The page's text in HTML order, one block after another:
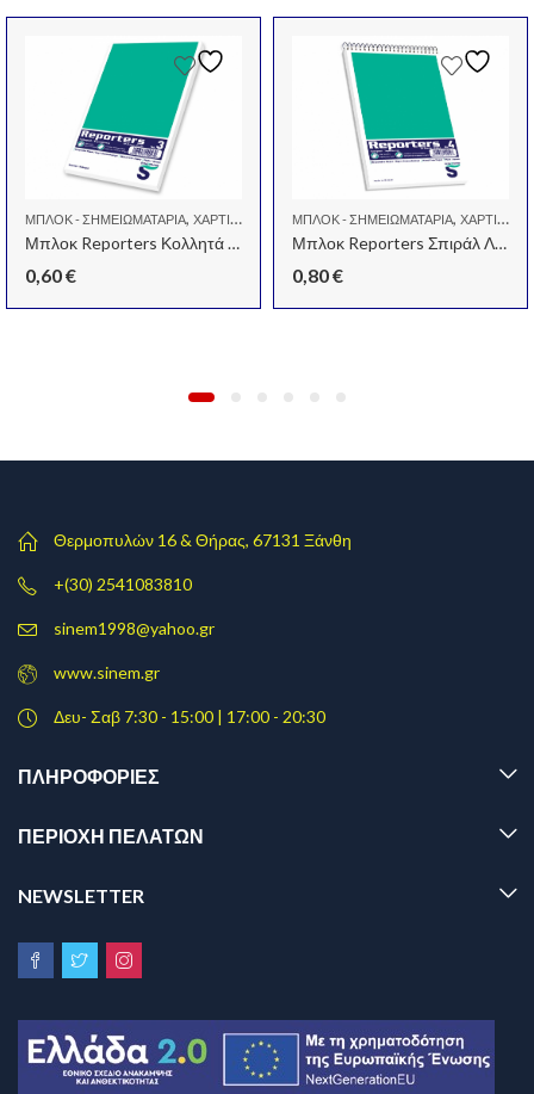
- ΜΠΛΌΚ - ΦΆΚΕΛΟΙ
ΜΠΛΟΚ - ΣΗΜΕΙΩΜΑΤΆΡΙΑ, ΧΑΡΤΙΆ - ΜΠΛΌΚ - ΦΆΚΕΛΟΙ
Μπλοκ Reporters Κολλητά Λευκά N3
0,60€
ΜΠΛΟΚ - ΣΗΜΕΙΩΜΑΤΆΡΙΑ, ΧΑΡΤΙΆ - ΜΠΛΌΚ - ΦΆΚΕΛΟΙ
Μπλοκ Reporters Σπιράλ Λευκά N4
0,80€
Θερμοπυλών 16 & Θήρας, 67131 Ξάνθη
+(30) 2541083810
sinem1998@yahoo.gr
www.sinem.gr
Δευ- Σαβ 7:30 - 15:00 | 17:00 - 20:30
ΠΛΗΡΟΦΟΡΊΕΣ
ΠΕΡΙΟΧΗ ΠΕΛΑΤΩΝ
NEWSLETTER